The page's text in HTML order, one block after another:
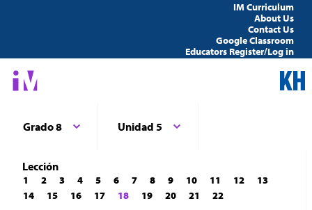
IM Curriculum
About Us
Contact Us
Google Classroom
Educators Register/Log in
Grado 8 Unidad 5
Lección
1 2 3 4 5 6 7 8 9 10 11 12
13
14
15 16 17 18 19 20 21 22